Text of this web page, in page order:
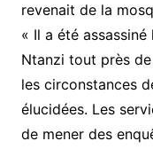
revenait de la
« Il a été
Ntanzi tout près
les circonstances
élucidées. Les
de mener des